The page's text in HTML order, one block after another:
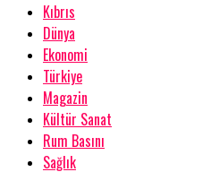
Kıbrıs
Dünya
Ekonomi
Türkiye
Magazin
Kültür Sanat
Rum Basını
Sağlık